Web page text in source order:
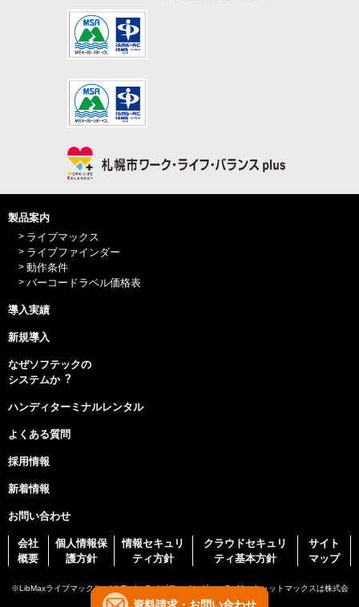
製品案内
ライブマックス
ライブファインダー
動作条件
バーコードラベル価格表
導入実績
新規導入
なぜソフテックの
システムか︖
ハンディターミナルレンタル
よくある質問
採用情報
新着情報
お問い合わせ
会社
概要
個人情報保
護方針
情報セキュリ
ティ方針
クラウドセキュリ
ティ基本方針
サイト
マップ
※LibMaxライブマックス、LibFinderライブファインダー、CatMaxキャットマックスは株式会
社ソフテックの登録商標です。